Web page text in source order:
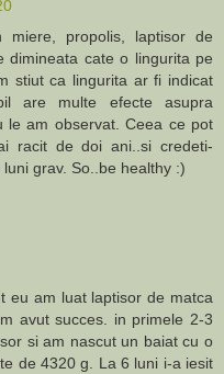
propolis, laptisor de
dimineata cate o lingurita pe
stiut ca lingurita ar fi indicat
are multe efecte asupra
le am observat. Ceea ce pot
racit de doi ani..si credeti-
grav. So..be healthy :)
eu am luat laptisor de matca
avut succes. in primele 2-3
si am nascut un baiat cu o
de 4320 g. La 6 luni i-a iesit